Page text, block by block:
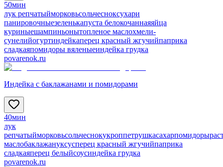
50мин
лук репчатыйморковьсольчесноксухари
панировочныезеленькапуста белокочаннаяяйца
куриныешампиньонытопленое маслохмели-
сунелийогуртиндейкаперец красный жгучийпаприка
сладкаяпомидоры вяленыеиндейка грудка
povarenok.ru
Индейка с баклажанами и помидорами
40мин
лук
репчатыйморковьсольчеснокукроппетрушкасахарпомидоры
маслобаклажануксусперец красный жгучийпаприка
сладкаяперец белыйсоусиндейка грудка
povarenok.ru